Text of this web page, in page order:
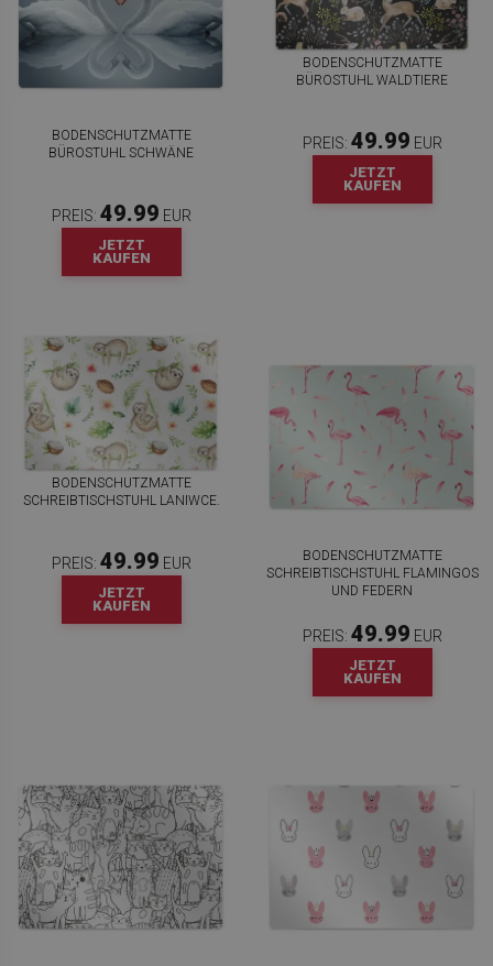
BODENSCHUTZMATTE
BÜROSTUHL SCHWÄNE
PREIS: 49.99 EUR
JETZT
KAUFEN
BODENSCHUTZMATTE
BÜROSTUHL WALDTIERE
PREIS: 49.99 EUR
JETZT
KAUFEN
BODENSCHUTZMATTE
SCHREIBTISCHSTUHL LANIWCE.
PREIS: 49.99 EUR
JETZT
KAUFEN
BODENSCHUTZMATTE
SCHREIBTISCHSTUHL FLAMINGOS
UND FEDERN
PREIS: 49.99 EUR
JETZT
KAUFEN